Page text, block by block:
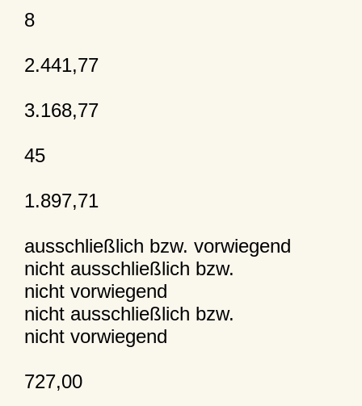
8
2.441,77
3.168,77
45
1.897,71
ausschließlich bzw. vorwiegend
nicht ausschließlich bzw.
nicht vorwiegend
nicht ausschließlich bzw.
nicht vorwiegend
727,00